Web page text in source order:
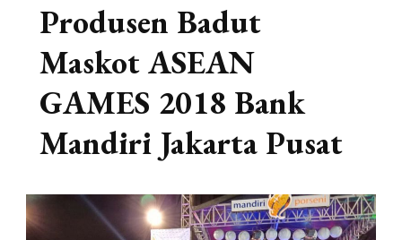
Produsen Badut
Maskot ASEAN
GAMES 2018 Bank
Mandiri Jakarta Pusat